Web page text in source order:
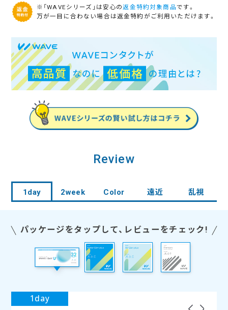
※「WAVEシリーズ」は安心の返金特約対象商品です。
万が一目に合わない場合は返金特約がご利用いただけます。
Review
1day 2week Color 遠近 乱視
パッケージをタップして、レビューをチェック!